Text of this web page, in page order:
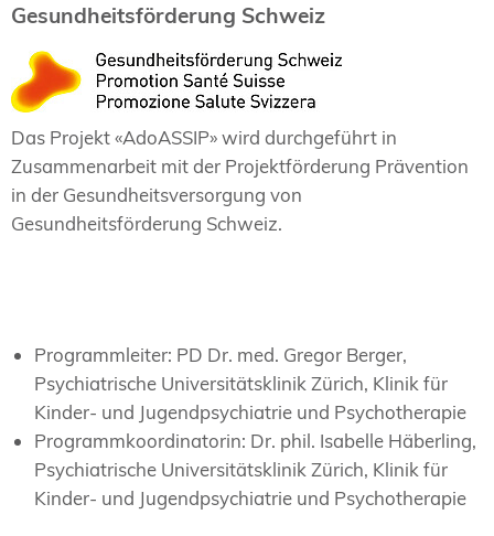
Gesundheitsförderung Schweiz
Das Projekt «AdoASSIP» wird durchgeführt in
Zusammenarbeit mit der Projektförderung Prävention
in der Gesundheitsversorgung von
Gesundheitsförderung Schweiz.
Programmleiter: PD Dr. med. Gregor Berger,
Psychiatrische Universitätsklinik Zürich, Klinik für
Kinder- und Jugendpsychiatrie und Psychotherapie
Programmkoordinatorin: Dr. phil. Isabelle Häberling,
Psychiatrische Universitätsklinik Zürich, Klinik für
Kinder- und Jugendpsychiatrie und Psychotherapie